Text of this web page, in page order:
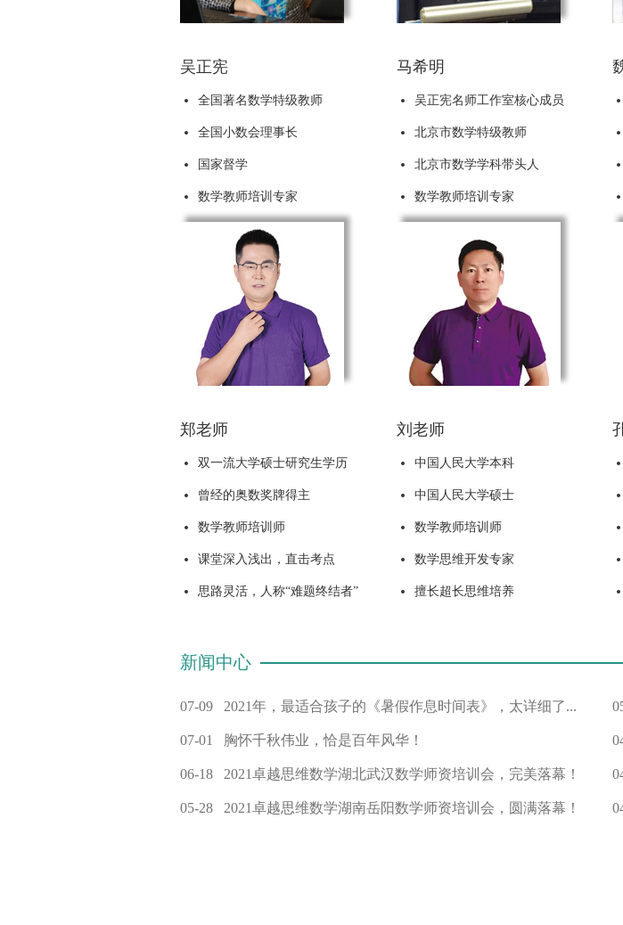
吴正宪
全国著名数学特级教师
全国小数会理事长
国家督学
数学教师培训专家
马希明
吴正宪名师工作室核心成员
北京市数学特级教师
北京市数学学科带头人
数学教师培训专家
郑老师
双一流大学硕士研究生学历
曾经的奥数奖牌得主
数学教师培训师
课堂深入浅出，直击考点
思路灵活，人称“难题终结者”
刘老师
中国人民大学本科
中国人民大学硕士
数学教师培训师
数学思维开发专家
擅长超长思维培养
新闻中心
07-09 2021年，最适合孩子的《暑假作息时间表》，太详细了...
07-01 胸怀千秋伟业，恰是百年风华！
06-18 2021卓越思维数学湖北武汉数学师资培训会，完美落幕！
05-28 2021卓越思维数学湖南岳阳数学师资培训会，圆满落幕！